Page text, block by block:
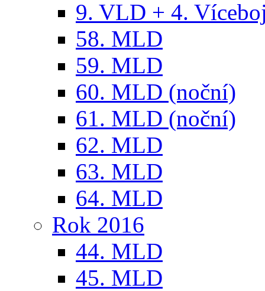
9. VLD + 4.
58. MLD
59. MLD
60. MLD (noční)
61. MLD (noční)
62. MLD
63. MLD
64. MLD
Rok 2016
44. MLD
45. MLD